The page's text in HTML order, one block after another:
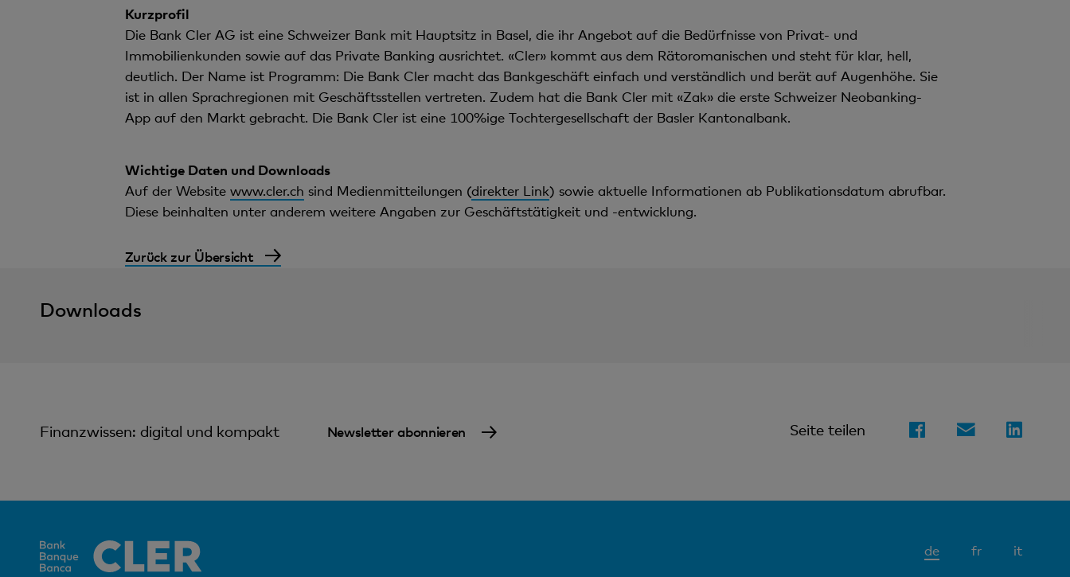
Kurzprofil
Die Bank Cler AG ist eine Schweizer Bank mit Hauptsitz in Basel, die ihr Angebot auf die Bedürfnisse von Privat- und
Immobilienkunden sowie auf das Private Banking ausrichtet. «Cler» kommt aus dem Rätoromanischen und steht für klar, hell,
deutlich. Der Name ist Programm: Die Bank Cler macht das Bankgeschäft einfach und verständlich und berät auf Augenhöhe. Sie
ist in allen Sprachregionen mit Geschäftsstellen vertreten. Zudem hat die Bank Cler mit «Zak» die erste Schweizer Neobanking-
App auf den Markt gebracht. Die Bank Cler ist eine 100%ige Tochtergesellschaft der Basler Kantonalbank.
Wichtige Daten und Downloads
Auf der Website www.cler.ch sind Medienmitteilungen (direkter Link) sowie aktuelle Informationen ab Publikationsdatum abrufbar.
Diese beinhalten unter anderem weitere Angaben zur Geschäftstätigkeit und -entwicklung.
Zurück zur Übersicht
Downloads
Finanzwissen: digital und kompakt Newsletter abonnieren Seite teilen
deAktives
fr it